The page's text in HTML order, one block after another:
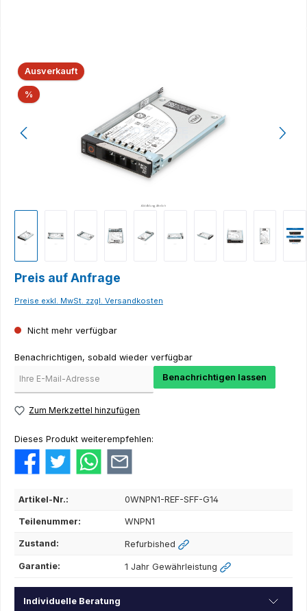
Bildergalerie überspringen
Ausverkauft
% Rabatt
Preis auf Anfrage
Preise exkl. MwSt. zzgl. Versandkosten
Nicht mehr verfügbar
Benachrichtigen, sobald wieder verfügbar
Benachrichtigen lassen
Zum Merkzettel hinzufügen
Dieses Produkt weiterempfehlen:
Artikel-Nr.: 0WNPN1-REF-SFF-G14
Teilenummer: WNPN1
Zustand: Refurbished
Garantie: 1 Jahr Gewährleistung
Individuelle Beratung